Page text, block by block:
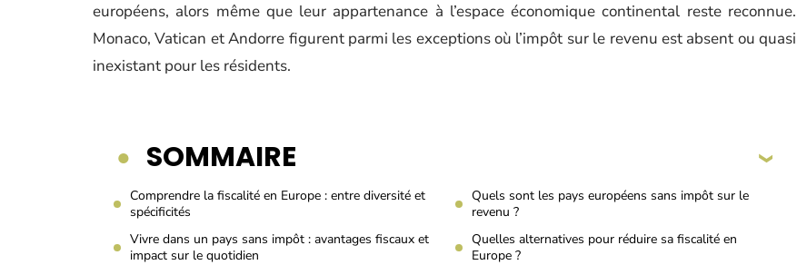
européens, alors même que leur appartenance à l’espace économique continental reste reconnue.
Monaco, Vatican et Andorre figurent parmi les exceptions où l’impôt sur le revenu est absent ou quasi
inexistant pour les résidents.
SOMMAIRE
Comprendre la fiscalité en Europe : entre diversité et
spécificités
Quels sont les pays européens sans impôt sur le
revenu ?
Vivre dans un pays sans impôt : avantages fiscaux et
impact sur le quotidien
Quelles alternatives pour réduire sa fiscalité en
Europe ?